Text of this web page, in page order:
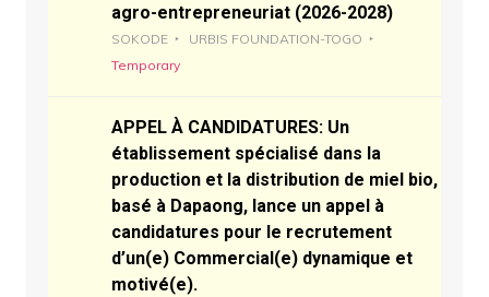
agro-entrepreneuriat (2026-2028)
SOKODE
URBIS FOUNDATION-TOGO
Temporary
APPEL À CANDIDATURES: Un
établissement spécialisé dans la
production et la distribution de miel bio,
basé à Dapaong, lance un appel à
candidatures pour le recrutement
d’un(e) Commercial(e) dynamique et
motivé(e).